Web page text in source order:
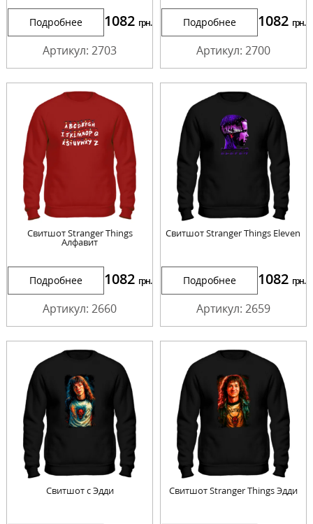
Подробнее 1082 грн.
Артикул: 2703
Подробнее 1082 грн.
Артикул: 2700
Свитшот Stranger Things
Алфавит
Подробнее 1082 грн.
Артикул: 2660
Свитшот Stranger Things Eleven
Подробнее 1082 грн.
Артикул: 2659
Свитшот с Эдди Свитшот Stranger Things Эдди